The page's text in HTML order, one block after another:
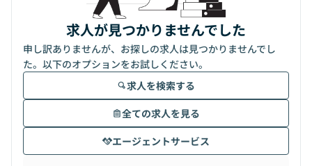
求人が見つかりませんでした
申し訳ありませんが、お探しの求人は見つかりませんでし
た。以下のオプションをお試しください。
求人を検索する
全ての求人を見る
エージェントサービス